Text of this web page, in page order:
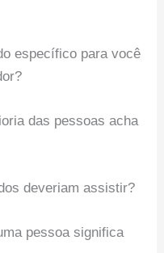
específico para você
das pessoas acha
deveriam assistir?
pessoa significa